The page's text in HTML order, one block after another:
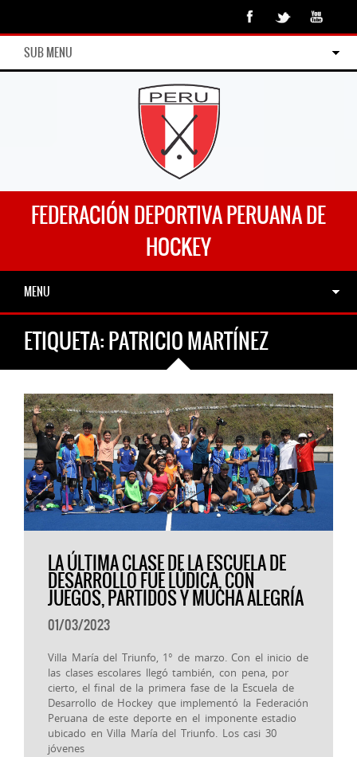
SUB MENU
FEDERACIÓN DEPORTIVA PERUANA DE
HOCKEY
MENU
ETIQUETA:PATRICIO MARTÍNEZ
LA ÚLTIMA CLASE DE LA ESCUELA DE
DESARROLLO FUE LÚDICA, CON
JUEGOS, PARTIDOS Y MUCHA ALEGRÍA
01/03/2023
Villa María del Triunfo, 1° de marzo. Con el inicio de
las clases escolares llegó también, con pena, por
cierto, el final de la primera fase de la Escuela de
Desarrollo de Hockey que implementó la Federación
Peruana de este deporte en el imponente estadio
ubicado en Villa María del Triunfo. Los casi 30
jóvenes